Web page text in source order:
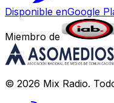
Disponible enGoogle
Miembro de
© 2026 Mix Radio.